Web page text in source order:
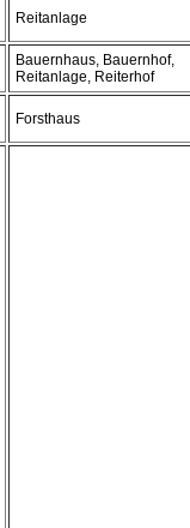
Reitanlage
Bauernhaus, Bauernhof,
Reitanlage, Reiterhof
Forsthaus